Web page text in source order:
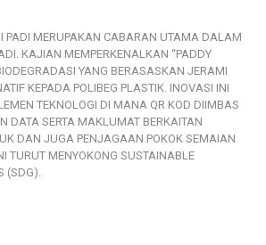
PADI MERUPAKAN CABARAN UTAMA DALAM
KAJIAN MEMPERKENALKAN “PADDY
YANG BERASASKAN JERAMI
KEPADA POLIBEG PLASTIK. INOVASI INI
TEKNOLOGI DI MANA QR KOD DIIMBAS
DATA SERTA MAKLUMAT BERKAITAN
DAN JUGA PENJAGAAN POKOK SEMAIAN
TURUT MENYOKONG SUSTAINABLE
(SDG).